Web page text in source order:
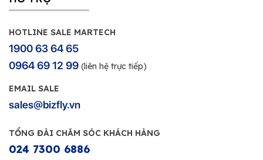
HOTLINE SALE MARTECH
1900 63 64 65
0964 69 12 99 (liên hệ trực tiếp)
EMAIL SALE
sales@bizfly.vn
TỔNG ĐÀI CHĂM SÓC KHÁCH HÀNG
024 7300 6886